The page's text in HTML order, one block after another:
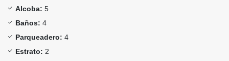
Alcoba: 5
Baños: 4
Parqueadero: 4
Estrato: 2